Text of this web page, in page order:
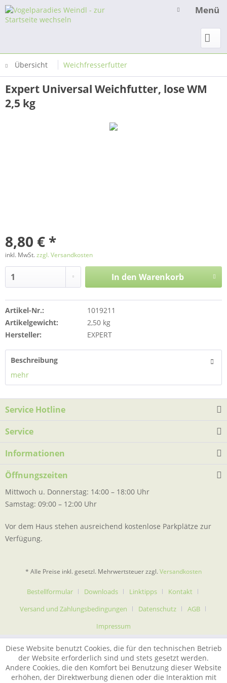
Menü
Übersicht Weichfresserfutter
Expert Universal Weichfutter, lose WM
2,5 kg
8,80 € *
inkl. MwSt.zzgl. Versandkosten
In den Warenkorb
Artikel-Nr.:
1019211
Artikelgewicht:
2,50 kg
Hersteller:
EXPERT
Beschreibung
mehr
Service Hotline
Service
Informationen
Öffnungszeiten
Mittwoch u. Donnerstag: 14:00 – 18:00 Uhr
Samstag: 09:00 – 12:00 Uhr
Vor dem Haus stehen ausreichend kostenlose Parkplätze zur
Verfügung.
* Alle Preise inkl. gesetzl. Mehrwertsteuer zzgl. Versandkosten
Bestellformular Downloads Linktipps
Kontakt
Versand und Zahlungsbedingungen
Datenschutz
AGB
Impressum
Diese Website benutzt Cookies, die für den technischen Betrieb
der Website erforderlich sind und stets gesetzt werden.
Andere Cookies, die den Komfort bei Benutzung dieser Website
erhöhen, der Direktwerbung dienen oder die Interaktion mit